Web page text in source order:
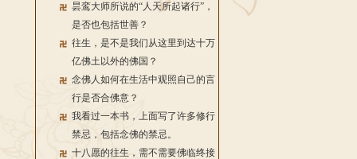
昙鸾大师所说的“人天所起诸行”，
是否也包括世善？
往生，是不是我们从这里到达十万
亿佛土以外的佛国？
念佛人如何在生活中观照自己的言
行是否合佛意？
我看过一本书，上面写了许多修行
禁忌，包括念佛的禁忌。
十八愿的往生，需不需要佛临终接